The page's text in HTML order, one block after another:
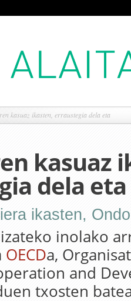
kasuaz ikasten, erraustegia dela eta
kasuaz
dela eta
ikasten,
izateko inolako
OECDa,
and
txosten